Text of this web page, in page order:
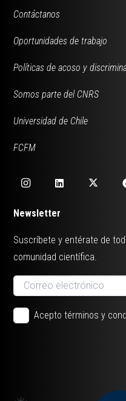
Contáctanos
Oportunidades de trabajo
Políticas de acoso y
Somos parte del CNRS
Universidad de Chile
FCFM
Newsletter
Suscríbete y entérate de
comunidad científica.
Acepto términos y